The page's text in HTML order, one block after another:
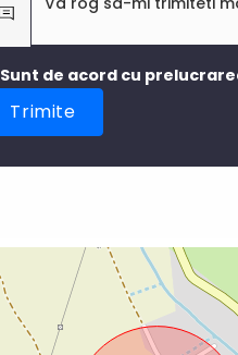
Sunt de acord cu